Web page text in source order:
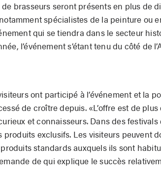
brasseurs seront présents en plus de
spécialistes de la peinture ou
qui se tiendra dans le secteur
l’événement s’étant tenu du côté de
ont participé à l’événement et la
de croître depuis. «L’offre est de
et connaisseurs. Dans des
exclusifs. Les visiteurs peuvent
standards auxquels ils sont
de qui explique le succès